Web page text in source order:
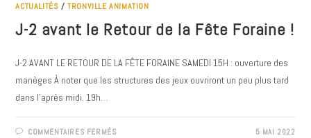
ACTUALITÉS /TRONVILLE ANIMATION
J-2 avant le Retour de la Fête Foraine !
J-2 AVANT LE RETOUR DE LA FÊTE FORAINE SAMEDI 15H : ouverture des
manèges À noter que les structures des jeux ouvriront un peu plus tard
dans l'après midi. 19h…
COMMENTAIRES FERMÉSSUR 5 MAI 2022